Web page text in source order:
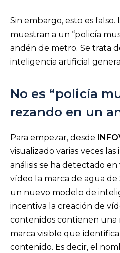
Sin embargo, esto es falso.
muestran a un “policía
andén de metro. Se trata
inteligencia artificial
No es “policía
rezando en un
Para empezar, desde
visualizado varias veces
análisis se ha detectado
vídeo la marca de agua de
un nuevo modelo de
incentiva la creación de
contenidos contienen una
marca visible que
contenido. Es decir, el